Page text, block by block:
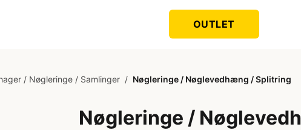
OUTLET
/ Nøgleringe / Samlinger / Nøgleringe / Nøglevedhæng / Splitring
Nøgleringe /